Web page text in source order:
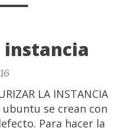
instancia
LA INSTANCIA
ubuntu se crean con
Para hacer la